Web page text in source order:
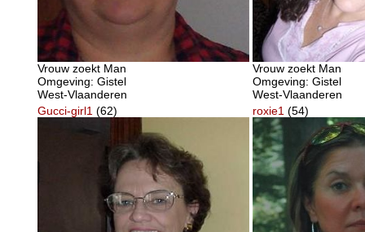
Vrouw zoekt Man
Omgeving: Gistel
West-Vlaanderen
Vrouw zoekt Man
Omgeving: Gistel
West-Vlaanderen
Gucci-girl1 (62) roxie1 (54)